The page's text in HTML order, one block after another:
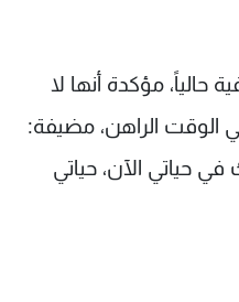
حالياً، مؤكدة أنها لا
الوقت الراهن، مضيفة:
حياتي الآن، حياتي